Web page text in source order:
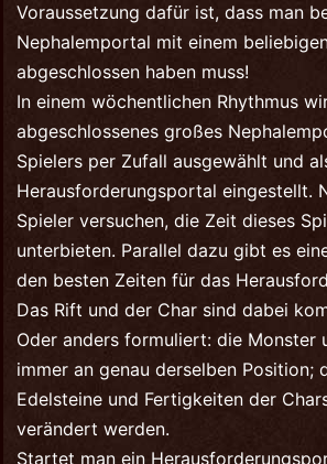
Voraussetzung dafür ist, dass man
Nephalemportal mit einem
abgeschlossen haben muss!
In einem wöchentlichen Rhythmus
abgeschlossenes großes
Spielers per Zufall ausgewählt und
Herausforderungsportal eingestellt.
Spieler versuchen, die Zeit dieses
unterbieten. Parallel dazu gibt es
den besten Zeiten für das
Das Rift und der Char sind dabei
Oder anders formuliert: die Monster
immer an genau derselben Position;
Edelsteine und Fertigkeiten der
verändert werden.
Startet man ein